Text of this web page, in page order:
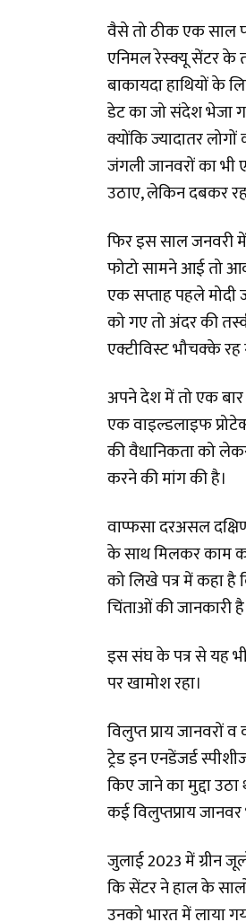
वैसे तो ठीक एक साल
एनिमल रेस्क्यू सेंटर के
बाकायदा हाथियों के
डेट का जो संदेश भेजा
क्योंकि ज्यादातर
जंगली जानवरों का भी
उठाए, लेकिन दबकर
फिर इस साल जनवरी
फोटो सामने आई तो
एक सप्ताह पहले
को गए तो अंदर की
एक्टीविस्ट भौचक्के रह
अपने देश में तो एक
एक वाइल्डलाइफ
की वैधानिकता को
करने की मांग की है।
वाप्फसा दरअसल
के साथ मिलकर काम
को लिखे पत्र में कहा है
चिंताओं की जानकारी
इस संघ के पत्र से यह
पर खामोश रहा।
विलुप्त प्राय जानवरों
ट्रेड इन एनडेंजर्ड
किए जाने का मुद्दा
कई विलुप्तप्राय जानवर
जुलाई 2023 में ग्रीन
कि सेंटर ने हाल के
उनको भारत में लाया